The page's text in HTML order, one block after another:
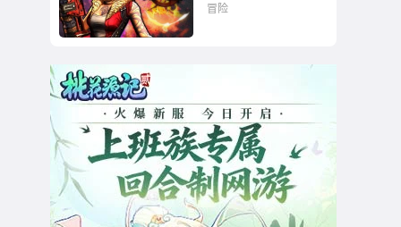
经典卡通射击单机改
编网游
冒险